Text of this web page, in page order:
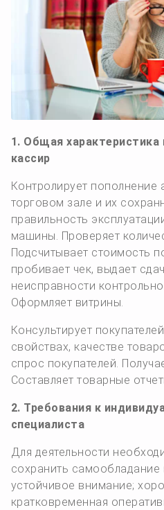
1. Общая характеристика
кассир
Контролирует пополнение
торговом зале и их
правильность
машины. Проверяет
Подсчитывает стоимость
про­бивает чек, выдает
неисправности
Оформляет витрины.
Консультирует
свойствах, качестве
спрос покупателей.
Составляет товарные
2. Требования к
специалиста
Для деятельности
сохранить самообладание
устойчивое внимание;
кратковременная